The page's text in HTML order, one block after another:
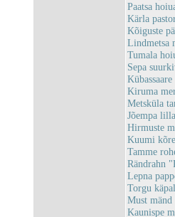
Paatsa
Kärla
Kõiguste
Lindmetsa
Tumala
Sepa
Kiruma
Metsküla
Jõempa
Hirmuste
Kuumi
Tamme
Rändrahn
Lepna
Torgu
Must
Kaunispe